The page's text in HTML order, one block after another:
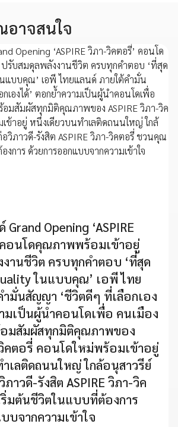
อาจสนใจ
Opening ‘ASPIRE
อนโดคุณภาพพร้อมเข้าอยู่
านชีวิต ครบทุกคำตอบ ‘ที่สุด
ในแบบคุณ’ เอพี ไทย
ำมั่นสัญญา ‘ชีวิตดีๆ ที่เลือกเอง
มเป็นผู้นำคอนโดเพื่อ คนเมือง
อมสัมผัสทุกมิติคุณภาพของ
คตอรี่ คอนโดใหม่พร้อมเข้าอยู่
เลติดถนนใหญ่ ใกล้อนุสาวรีย์
าวดี-รังสิต ASPIRE วิภา-วิค
มต้นชีวิตในแบบที่ต้องการ
บจากความเข้าใจ